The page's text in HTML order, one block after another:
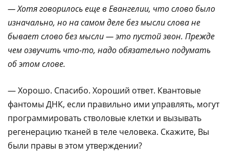
— Хотя говорилось еще в Евангелии, что слово было
изначально, но на самом деле без мысли слова не
бывает слово без мысли — это пустой звон. Прежде
чем озвучить что-то, надо обязательно подумать
об этом слове.
— Хорошо. Спасибо. Хороший ответ. Квантовые
фантомы ДНК, если правильно ими управлять, могут
программировать стволовые клетки и вызывать
регенерацию тканей в теле человека. Скажите, Вы
были правы в этом утверждении?